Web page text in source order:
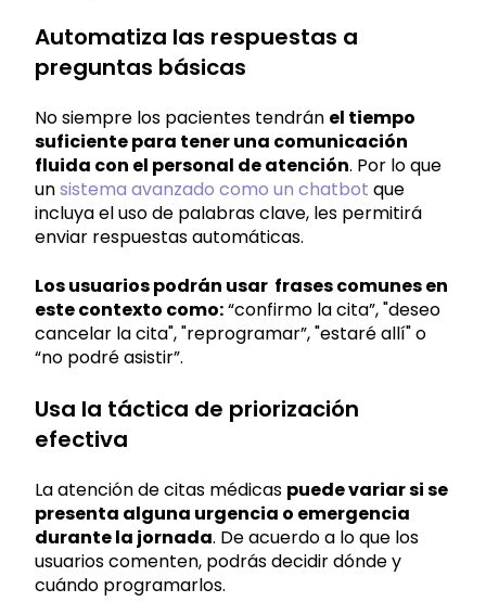
Automatiza las respuestas a
preguntas básicas
No siempre los pacientes tendrán el tiempo
suficiente para tener una comunicación
fluida con el personal de atención. Por lo que
unsistema avanzado como un chatbot que
incluya el uso de palabras clave, les permitirá
enviar respuestas automáticas.
Los usuarios podrán usar frases comunes en
este contexto como:“confirmo la cita”, "deseo
cancelar la cita", "reprogramar”, "estaré allí" o
“no podré asistir”.
Usa la táctica de priorización
efectiva
La atención de citas médicas puede variar si se
presenta alguna urgencia o emergencia
durante la jornada. De acuerdo a lo que los
usuarios comenten, podrás decidir dónde y
cuándo programarlos.